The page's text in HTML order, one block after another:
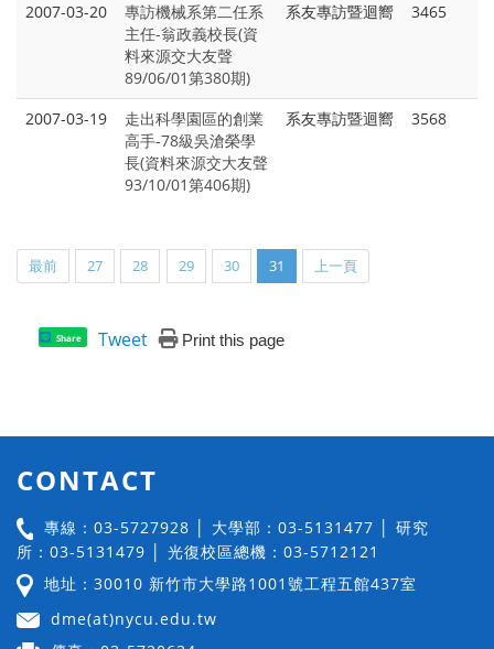
2007-03-20
專訪機械系第二任系
主任-翁政義校長(資
料來源交大友聲
89/06/01第380期)
系友專訪暨迴嚮 3465
2007-03-19
走出科學園區的創業
高手-78級吳滄榮學
長(資料來源交大友聲
93/10/01第406期)
系友專訪暨迴嚮 3568
最前 27 28 29 30 31 上一頁
Share Tweet Print this page
CONTACT
專線：03-5727928 │ 大學部：03-5131477 │ 研究
所：03-5131479 │ 光復校區總機：03-5712121
地址：30010 新竹市大學路1001號工程五館437室
dme(at)nycu.edu.tw